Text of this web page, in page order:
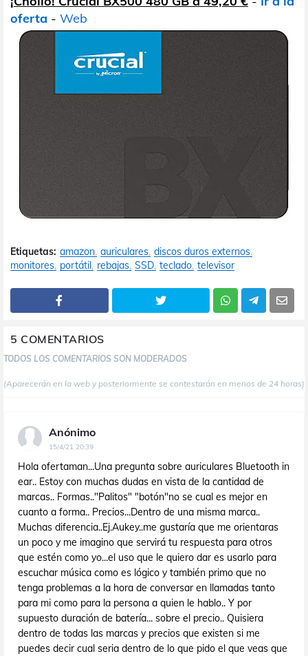
oferta - Web
Etiquetas: amazon auriculares discos duros externos
monitores portátil rebajas SSD teclado televisor
5 COMENTARIOS
TODOS LOS COMENTARIOS SON MODERADOS
(Aparecerán en la web y posteriormente se contestarán en menos de 24 horas)
Anónimo
15/4/21 20:39
Hola ofertaman...Una pregunta sobre auriculares Bluetooth in
ear.. Estoy con muchas dudas en vista de la cantidad de
marcas.. Formas.."Palitos" "botón"no se cual es mejor en
cuanto a forma.. Precios...Dentro de una misma marca..
Muchas diferencia..Ej.Aukey..me gustaría que me orientaras
un poco y me imagino que servirá tu respuesta para otros
que estén como yo...el uso que le quiero dar es usarlo para
escuchar música como es lógico y también primo que no
tenga problemas a la hora de conversar en llamadas tanto
para mi como para la persona a quien le hablo.. Y por
supuesto duración de batería... sobre el precio.. Quisiera
dentro de todas las marcas y precios que existen si me
puedes decir cual seria dentro de lo que pido el que veas que